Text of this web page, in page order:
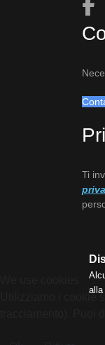
Ti
alla
Utilizziamo i cookie